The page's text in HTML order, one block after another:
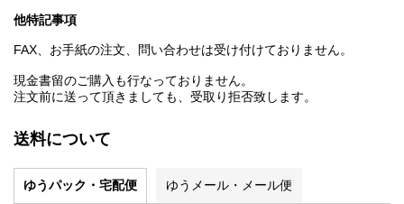
他特記事項
FAX、お手紙の注文、問い合わせは受け付けておりません。
現金書留のご購入も行なっておりません。
注文前に送って頂きましても、受取り拒否致します。
送料について
ゆうパック・宅配便 ゆうメール・メール便